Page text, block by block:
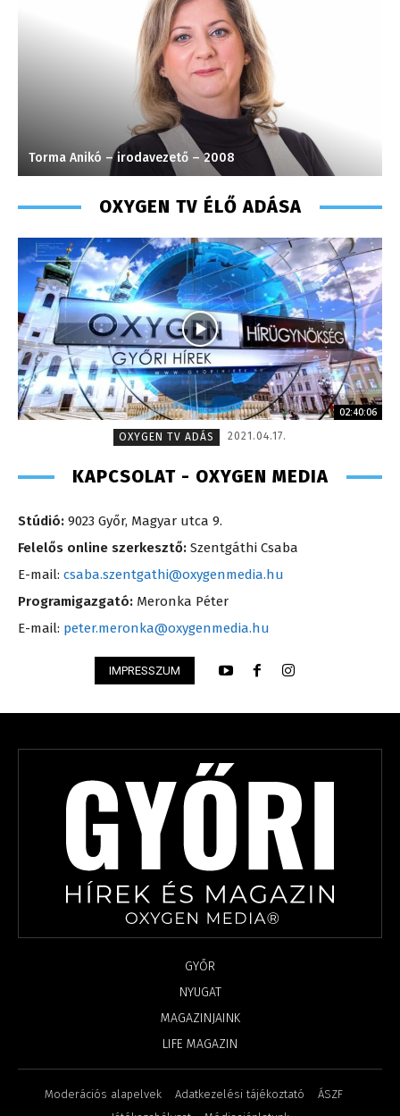
Torma Anikó – irodavezető – 2008
OXYGEN TV ÉLŐ ADÁSA
02:40:06
OXYGEN TV ADÁS
2021.04.17.
KAPCSOLAT - OXYGEN MEDIA
Stúdió: 9023 Győr, Magyar utca 9.
Felelős online szerkesztő: Szentgáthi Csaba
E-mail: csaba.szentgathi@oxygenmedia.hu
Programigazgató: Meronka Péter
E-mail: peter.meronka@oxygenmedia.hu
IMPRESSZUM
GYŐR
NYUGAT
MAGAZINJAINK
LIFE MAGAZIN
Moderációs alapelvek Adatkezelési tájékoztató
ÁSZF